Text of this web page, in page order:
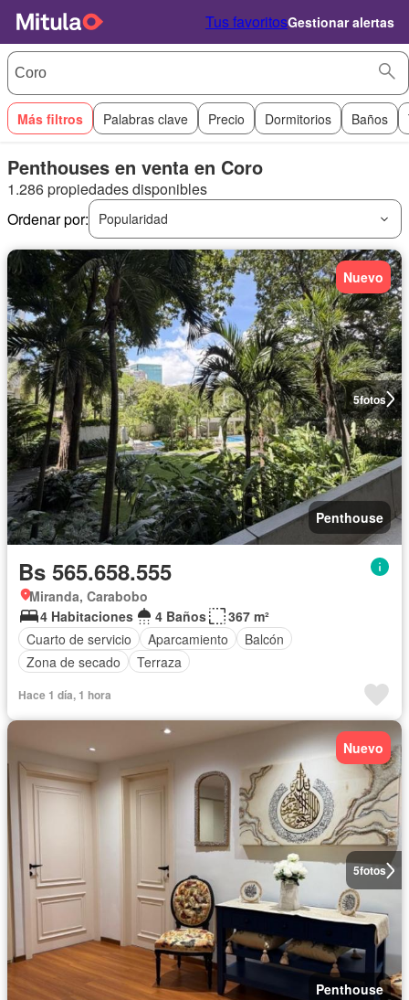
Tus favoritosGestionar alertas
Más filtros Palabras clave Precio Dormitorios Baños
Penthouses en venta en Coro
1.286 propiedades disponibles
Ordenar por:
Popularidad
5fotos
Nuevo
Penthouse
Bs 565.658.555
Miranda, Carabobo
4 Habitaciones
4 Baños
367 m²
Cuarto de servicio
Aparcamiento
Balcón
Zona de secado
Terraza
Hace 1 día, 1 hora
5fotos
Nuevo
Penthouse